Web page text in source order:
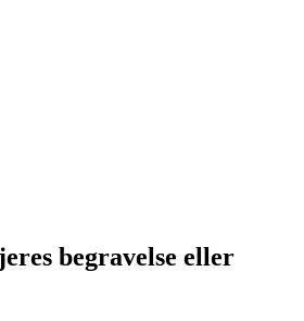
begravelse eller